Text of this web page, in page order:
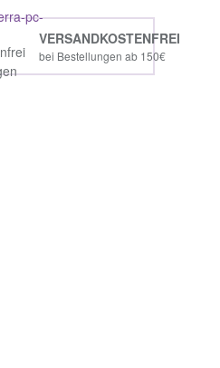
VERSANDKOSTENFREI
bei Bestellungen ab 150€